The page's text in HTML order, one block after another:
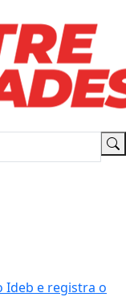
Ideb e registra o